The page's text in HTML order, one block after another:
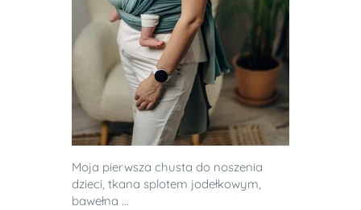
Moja pierwsza chusta do noszenia
dzieci, tkana splotem jodełkowym,
bawełna ...